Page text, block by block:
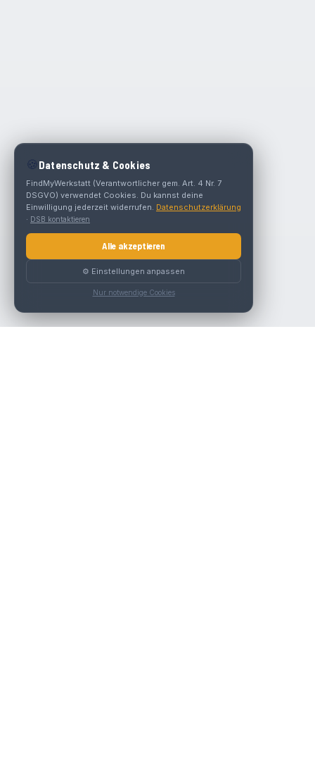
🍪 Datenschutz & Cookies
FindMyWerkstatt (Verantwortlicher gem. Art. 4 Nr. 7
DSGVO) verwendet Cookies. Du kannst deine
Einwilligung jederzeit widerrufen. Datenschutzerklärung
· DSB kontaktieren
Alle akzeptieren
⚙️ Einstellungen anpassen
Nur notwendige Cookies